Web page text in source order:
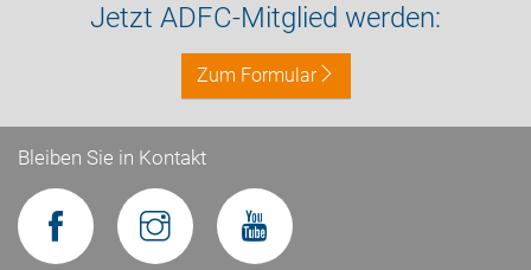
Jetzt ADFC-Mitglied werden:
Zum Formular
Bleiben Sie in Kontakt